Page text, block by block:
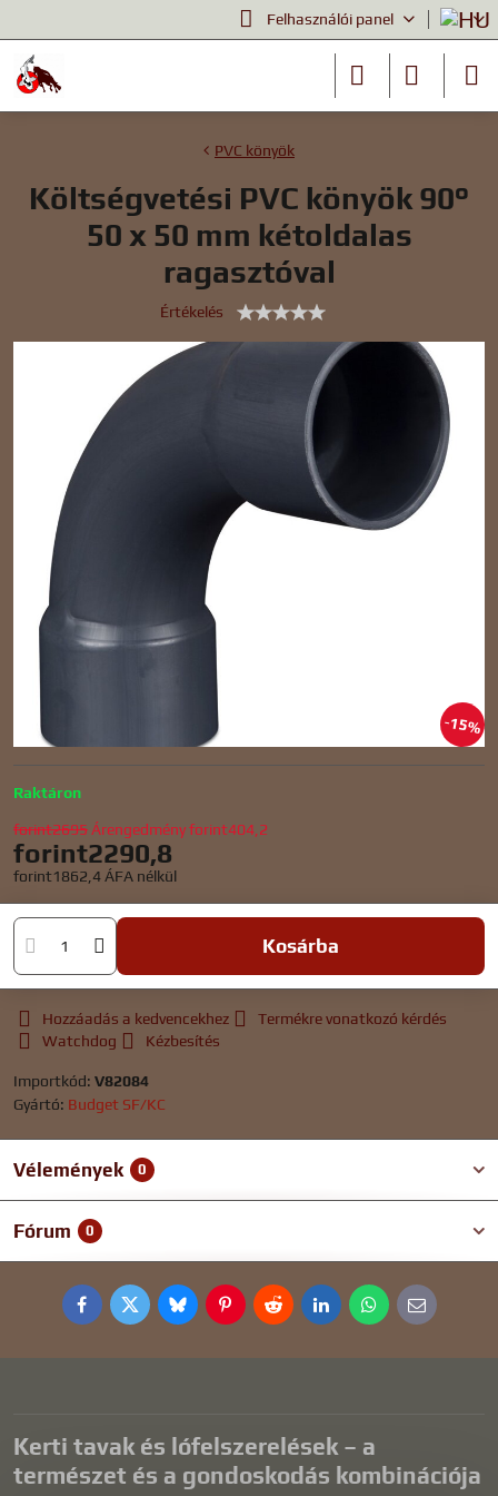
Felhasználói panel
15%
PVC könyök
Költségvetési PVC könyök 90°
50 x 50 mm kétoldalas
ragasztóval
Értékelés
Raktáron
forint2695 Árengedményforint404,2
forint2290,8
forint1862,4 ÁFA nélkül
Kosárba
Hozzáadás a kedvencekhez
Termékre vonatkozó kérdés
Watchdog
Kézbesítés
Importkód: V82084
Gyártó: Budget SF/KC
Vélemények 0
Fórum 0
FacebookTwitterBlueskyPinterestRedditLinkedInWhatsApp
E-
mail
Kerti tavak és lófelszerelések – a
természet és a gondoskodás kombinációja